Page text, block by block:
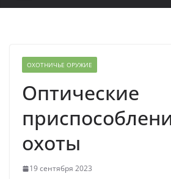
ОХОТНИЧЬЕ ОРУЖИЕ
Оптические
охоты
19 сентября 2023